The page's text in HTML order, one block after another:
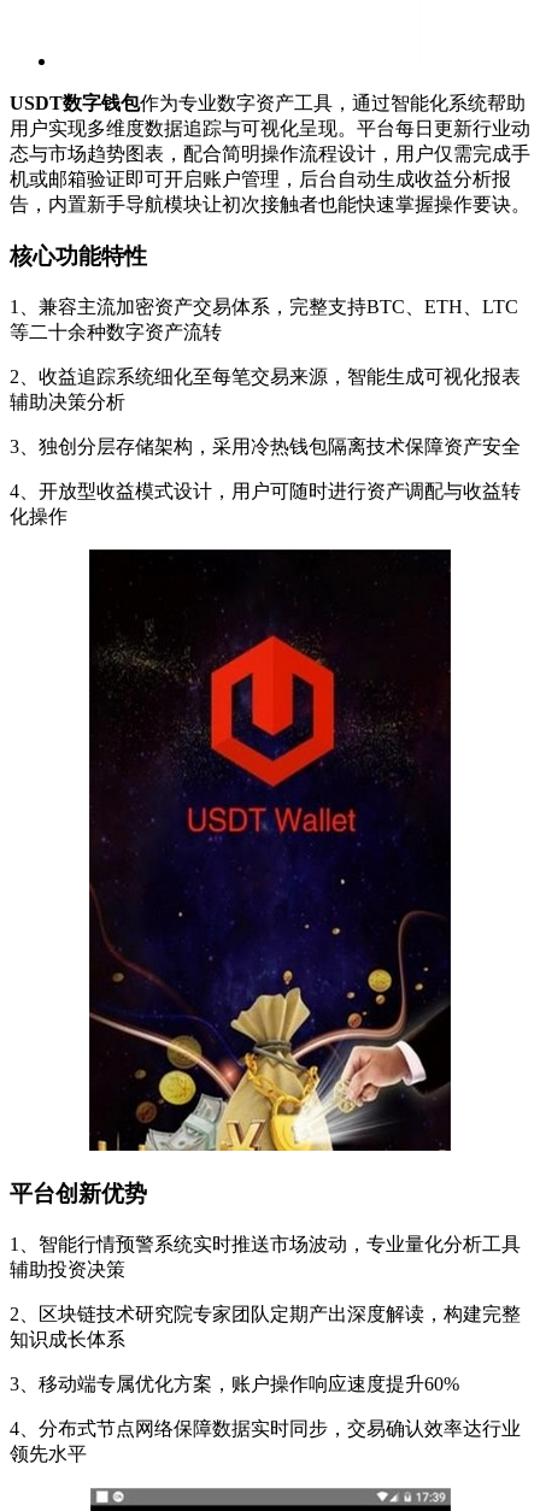
USDT数字钱包作为专业数字资产工具，通过智能化系统帮助
用户实现多维度数据追踪与可视化呈现。平台每日更新行业动
态与市场趋势图表，配合简明操作流程设计，用户仅需完成手
机或邮箱验证即可开启账户管理，后台自动生成收益分析报
告，内置新手导航模块让初次接触者也能快速掌握操作要诀。
核心功能特性
1、兼容主流加密资产交易体系，完整支持BTC、ETH、LTC
等二十余种数字资产流转
2、收益追踪系统细化至每笔交易来源，智能生成可视化报表
辅助决策分析
3、独创分层存储架构，采用冷热钱包隔离技术保障资产安全
4、开放型收益模式设计，用户可随时进行资产调配与收益转
化操作
平台创新优势
1、智能行情预警系统实时推送市场波动，专业量化分析工具
辅助投资决策
2、区块链技术研究院专家团队定期产出深度解读，构建完整
知识成长体系
3、移动端专属优化方案，账户操作响应速度提升60%
4、分布式节点网络保障数据实时同步，交易确认效率达行业
领先水平